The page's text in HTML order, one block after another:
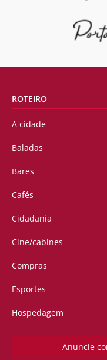
ROTEIRO
A cidade
Baladas
Bares
Cafés
Cidadania
Cine/cabines
Compras
Esportes
Hospedagem
Anuncie